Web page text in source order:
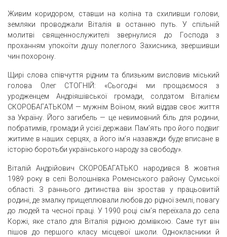
Живим коридором, ставши на коліна та схиливши голови,
земляки проводжали Віталія в останню путь. У спільній
молитві священнослужителі звернулися до Господа з
проханням упокоїти душу полеглого Захисника, звершивши
чин похорону.
Щирі слова співчуття рідним та близьким висловив міський
голова Олег СТОГНІЙ: «Сьогодні ми прощаємося з
уродженцем Андріяшівської громади, солдатом Віталієм
СКОРОБАГАТЬКОМ — мужнім Воїном, який віддав своє життя
за Україну. Його загибель — це невимовний біль для родини,
побратимів, громади й усієї держави. Пам’ять про його подвиг
житиме в наших серцях, а його ім’я назавжди буде вписане в
історію боротьби українського народу за свободу».
Віталій Андрійович СКОРОБАГАТЬКО народився 8 жовтня
1989 року в селі Волошнівка Роменського району Сумської
області. З раннього дитинства він зростав у працьовитій
родині, де змалку прищеплювали любов до рідної землі, повагу
до людей та чесної праці. У 1990 році сім’я переїхала до села
Коржі, яке стало для Віталія рідною домівкою. Саме тут він
пішов до першого класу місцевої школи. Однокласники й